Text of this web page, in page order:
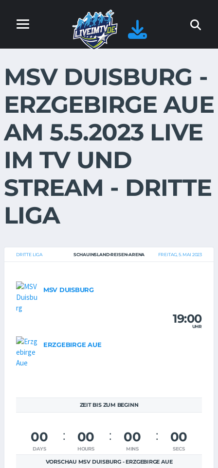
MSV DUISBURG -
ERZGEBIRGE AUE
AM 5.5.2023 LIVE
IM TV UND
STREAM - DRITTE
LIGA
DRITTE LIGA SCHAUINSLAND-REISEN-ARENA FREITAG, 5. MAI 2023
MSV DUISBURG
19:00
UHR
ERZGEBIRGE AUE
ZEIT BIS ZUM BEGINN
00
DAYS
00
HOURS
00
MINS
00
SECS
VORSCHAU MSV DUISBURG - ERZGEBIRGE AUE